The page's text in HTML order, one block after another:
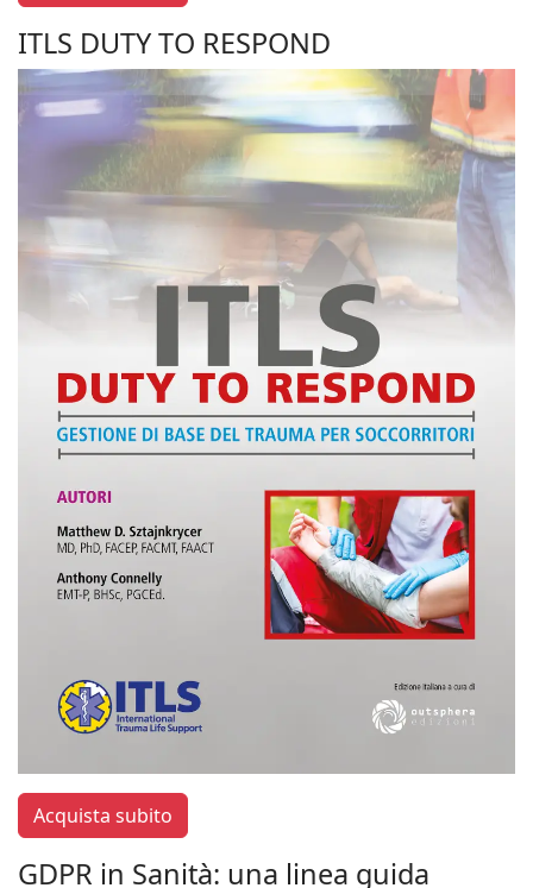
ITLS DUTY TO RESPOND
Acquista subito
GDPR in Sanità: una linea guida